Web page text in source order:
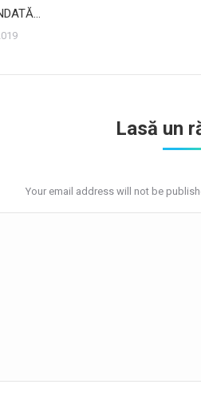
Lasă un
Your email address will not be